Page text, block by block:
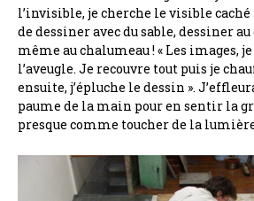
l’invisible, je cherche le visible
de dessiner avec du sable, dessiner
même au chalumeau ! « Les images,
l’aveugle. Je recouvre tout puis je
ensuite, j’épluche le dessin ».
paume de la main pour en sentir la
presque comme toucher de la